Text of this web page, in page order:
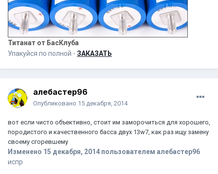
Титанат от БасКлуба
Упакуйся по полной - ЗАКАЗАТЬ
алебастер96
Опубликовано 15 декабря, 2014
вот если чисто объективно, стоит им заморочиться для хорошего,
породистого и качественного басса двух 13w7, как раз ищу замену
своему сгоревшему
Изменено 15 декабря, 2014 пользователем алебастер96
испр